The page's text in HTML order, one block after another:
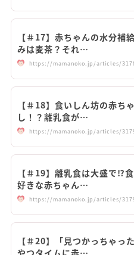
【＃17】赤ちゃんの水分補
みは麦茶？それ…
https://mamanoko.jp/articles/
【＃18】食いしん坊の赤ち
し！？離乳食が…
https://mamanoko.jp/articles/
【＃19】離乳食は大盛で⁉
好きな赤ちゃん…
https://mamanoko.jp/articles/
【＃20】「見つかっちゃっ